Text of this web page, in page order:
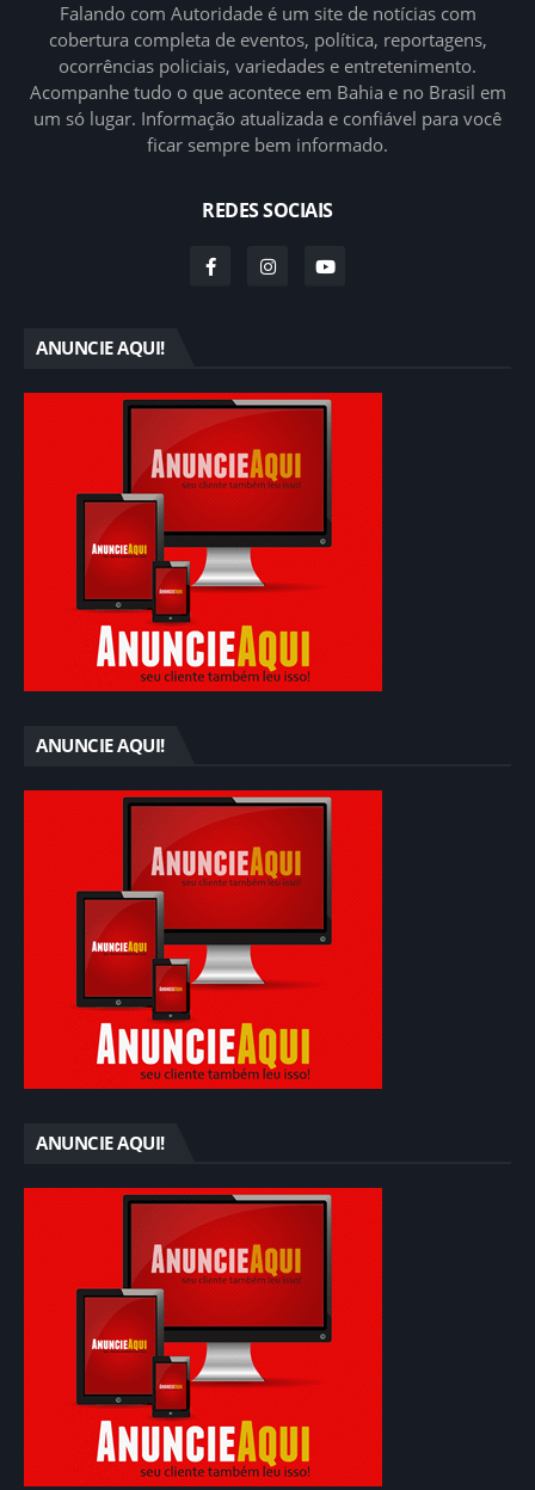
Falando com Autoridade é um site de notícias com
cobertura completa de eventos, política, reportagens,
ocorrências policiais, variedades e entretenimento.
Acompanhe tudo o que acontece em Bahia e no Brasil em
um só lugar. Informação atualizada e confiável para você
ficar sempre bem informado.
REDES SOCIAIS
ANUNCIE AQUI!
ANUNCIE AQUI!
ANUNCIE AQUI!